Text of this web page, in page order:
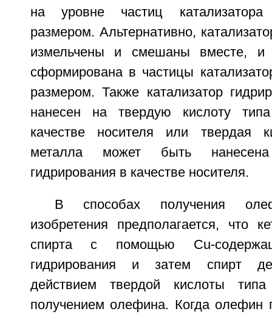
на уровне частиц
размером. Альтернативно,
измельчены и смешаны вместе,
сформирована в частицы
размером. Также катализатор
нанесен на твердую кислоту
качестве носителя или твердая
металла может быть
гидрирования в качестве носителя.
В способах получения
изобретения предполагается, что
спирта с помощью Cu-
гидрирования и затем спирт
действием твердой кислоты
получением олефина. Когда олефин